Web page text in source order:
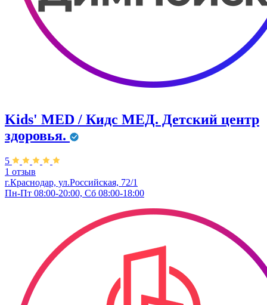
Kids' MED / Кидс МЕД. Детский центр
здоровья.
5
1 отзыв
г.Краснодар, ул.Российская, 72/1
Пн-Пт 08:00-20:00, Сб 08:00-18:00